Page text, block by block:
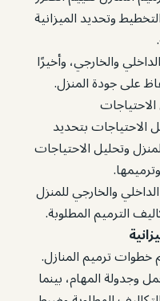
وتحديد الميزانية
والخارجي، وأخيرًا
على جودة المنزل.
الاحتياجات بتحديد
وتحليل الاحتياجات
والخارجي للمنزل
الترميم المطلوبة.
خطوات ترميم المنازل.
وجدولة المهام، بينما